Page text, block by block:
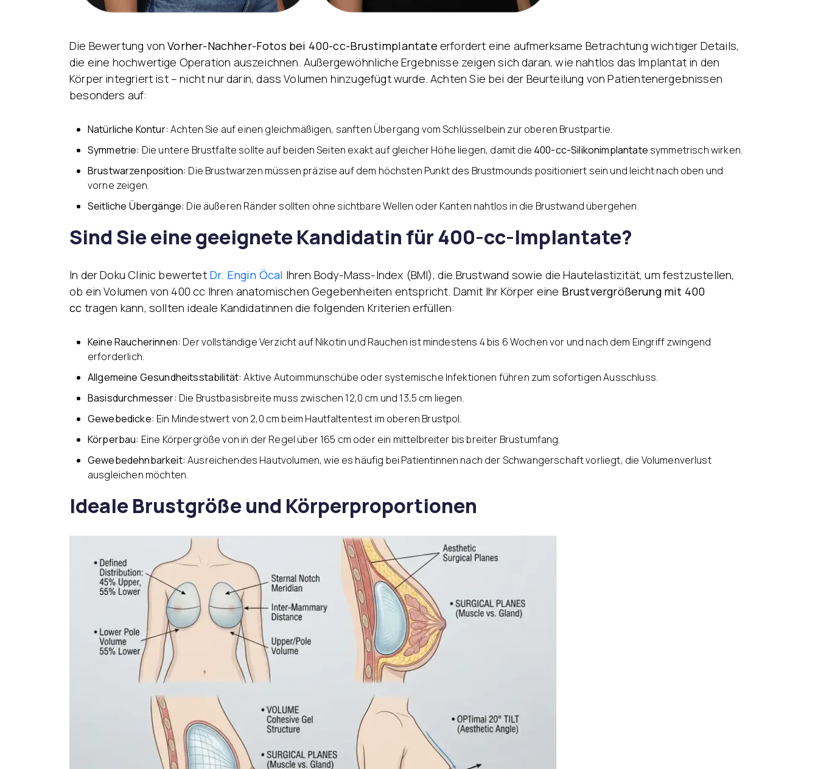
Die Bewertung vonVorher-Nachher-Fotos bei 400-cc-Brustimplantate erfordert eine aufmerksame Betrachtung wichtiger Details,
die eine hochwertige Operation auszeichnen. Außergewöhnliche Ergebnisse zeigen sich daran, wie nahtlos das Implantat in den
Körper integriert ist – nicht nur darin, dass Volumen hinzugefügt wurde. Achten Sie bei der Beurteilung von Patientenergebnissen
besonders auf:
Natürliche Kontur: Achten Sie auf einen gleichmäßigen, sanften Übergang vom Schlüsselbein zur oberen Brustpartie.
Symmetrie: Die untere Brustfalte sollte auf beiden Seiten exakt auf gleicher Höhe liegen, damit die 400-cc-Silikonimplantate symmetrisch wirken.
Brustwarzenposition: Die Brustwarzen müssen präzise auf dem höchsten Punkt des Brustmounds positioniert sein und leicht nach oben und
vorne zeigen.
Seitliche Übergänge: Die äußeren Ränder sollten ohne sichtbare Wellen oder Kanten nahtlos in die Brustwand übergehen.
Sind Sie eine geeignete Kandidatin für 400-cc-Implantate?
In der Doku Clinic bewertet Dr. Engin Öcal Ihren Body-Mass-Index (BMI), die Brustwand sowie die Hautelastizität, um festzustellen,
ob ein Volumen von 400 cc Ihren anatomischen Gegebenheiten entspricht. Damit Ihr Körper eine Brustvergrößerung mit 400
cc tragen kann, sollten ideale Kandidatinnen die folgenden Kriterien erfüllen:
Keine Raucherinnen: Der vollständige Verzicht auf Nikotin und Rauchen ist mindestens 4 bis 6 Wochen vor und nach dem Eingriff zwingend
erforderlich.
Allgemeine Gesundheitsstabilität: Aktive Autoimmunschübe oder systemische Infektionen führen zum sofortigen Ausschluss.
Basisdurchmesser: Die Brustbasisbreite muss zwischen 12,0 cm und 13,5 cm liegen.
Gewebedicke: Ein Mindestwert von 2,0 cm beim Hautfaltentest im oberen Brustpol.
Körperbau: Eine Körpergröße von in der Regel über 165 cm oder ein mittelbreiter bis breiter Brustumfang.
Gewebedehnbarkeit: Ausreichendes Hautvolumen, wie es häufig bei Patientinnen nach der Schwangerschaft vorliegt, die Volumenverlust
ausgleichen möchten.
Ideale Brustgröße und Körperproportionen